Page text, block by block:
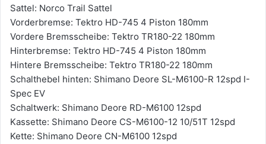
Sattel: Norco Trail Sattel
Vorderbremse: Tektro HD-745 4 Piston 180mm
Vordere Bremsscheibe: Tektro TR180-22 180mm
Hinterbremse: Tektro HD-745 4 Piston 180mm
Hintere Bremsscheibe: Tektro TR180-22 180mm
Schalthebel hinten: Shimano Deore SL-M6100-R 12spd I-
Spec EV
Schaltwerk: Shimano Deore RD-M6100 12spd
Kassette: Shimano Deore CS-M6100-12 10/51T 12spd
Kette: Shimano Deore CN-M6100 12spd